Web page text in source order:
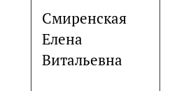
Смиренская
Елена
Витальевна